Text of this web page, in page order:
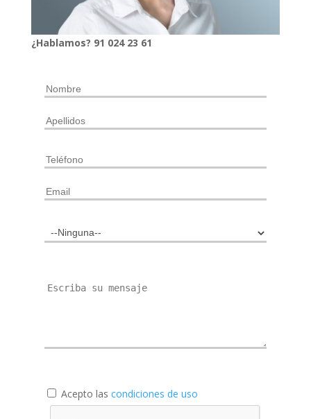
¿Hablamos? 91 024 23 61
Acepto las condiciones de uso